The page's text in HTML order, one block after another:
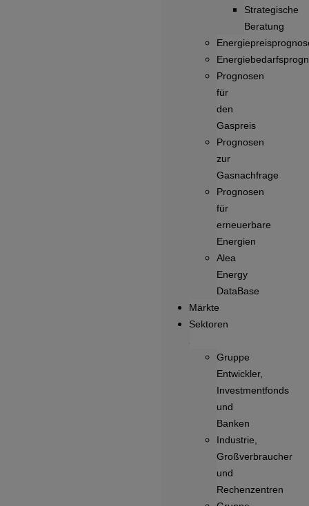
Strategische
Beratung
Prognosen
für
den
Gaspreis
Prognosen
zur
Gasnachfrage
Prognosen
für
erneuerbare
Energien
Alea
Energy
DataBase
Märkte
Sektoren
Gruppe
Entwickler,
Investmentfonds
und
Banken
Industrie,
Großverbraucher
und
Rechenzentren